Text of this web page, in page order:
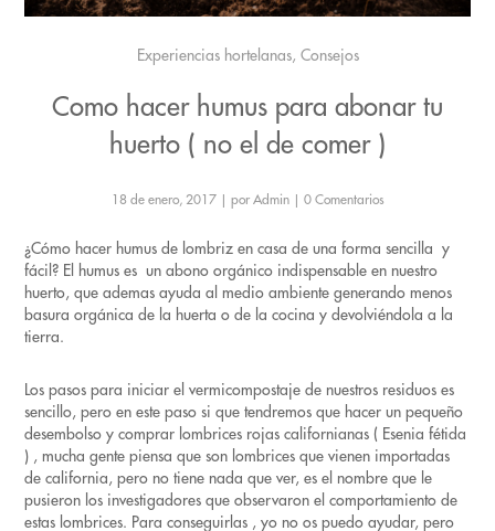
Experiencias hortelanas, Consejos
Como hacer humus para abonar tu
huerto ( no el de comer )
18 de enero, 2017 por Admin 0 Comentarios
¿Cómo hacer humus de lombriz en casa de una forma sencilla y
fácil? El humus es un abono orgánico indispensable en nuestro
huerto, que ademas ayuda al medio ambiente generando menos
basura orgánica de la huerta o de la cocina y devolviéndola a la
tierra.
Los pasos para iniciar el vermicompostaje de nuestros residuos es
sencillo, pero en este paso si que tendremos que hacer un pequeño
desembolso y comprar lombrices rojas californianas ( Esenia fétida
) , mucha gente piensa que son lombrices que vienen importadas
de california, pero no tiene nada que ver, es el nombre que le
pusieron los investigadores que observaron el comportamiento de
estas lombrices. Para conseguirlas , yo no os puedo ayudar, pero